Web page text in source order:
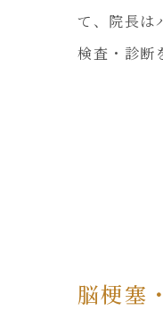
て、院長は
検査・診断
脳梗塞